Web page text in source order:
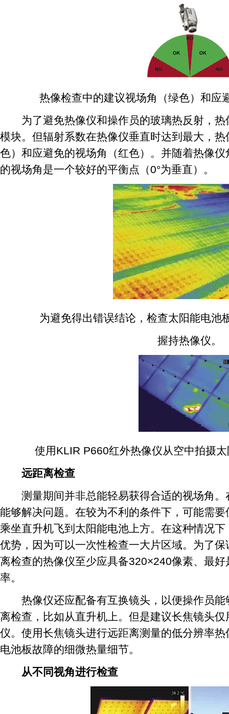
热像检查中的建议视场角（绿色）和应
为了避免热像仪和操作员的玻璃热反射，热
模块。但辐射系数在热像仪垂直时达到最大，
色）和应避免的视场角（红色）。并随着热像
的视场角是一个较好的平衡点（0°为垂直）。
为避免得出错误结论，检查太阳能电池
握持热像仪。
使用KLIR P660红外热像仪从空中拍摄太
远距离检查
测量期间并非总能轻易获得合适的视场角。
能够解决问题。在较为不利的条件下，可能需
乘坐直升机飞到太阳能电池上方。在这种情况
优势，因为可以一次性检查一大片区域。为了
离检查的热像仪至少应具备320×240像素、最
率。
热像仪还应配备有互换镜头，以便操作员能
离检查，比如从直升机上。但是建议长焦镜头
仪。使用长焦镜头进行远距离测量的低分辨率
电池板故障的细微热量细节。
从不同视角进行检查